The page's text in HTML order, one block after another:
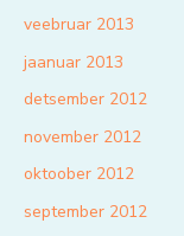
veebruar 2013
jaanuar 2013
detsember 2012
november 2012
oktoober 2012
september 2012